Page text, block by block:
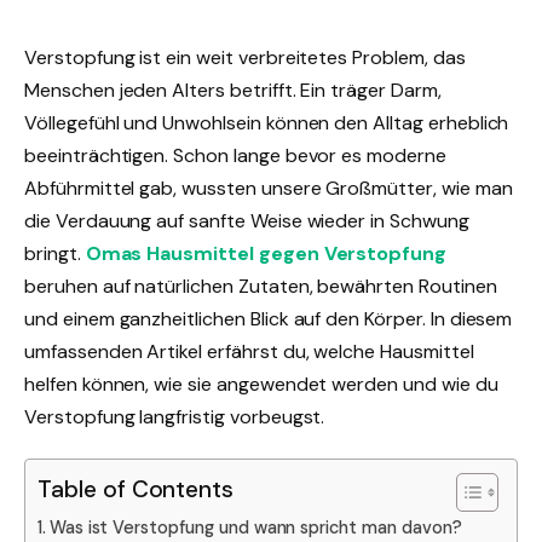
Verstopfung ist ein weit verbreitetes Problem, das
Menschen jeden Alters betrifft. Ein träger Darm,
Völlegefühl und Unwohlsein können den Alltag erheblich
beeinträchtigen. Schon lange bevor es moderne
Abführmittel gab, wussten unsere Großmütter, wie man
die Verdauung auf sanfte Weise wieder in Schwung
bringt. Omas Hausmittel gegen Verstopfung
beruhen auf natürlichen Zutaten, bewährten Routinen
und einem ganzheitlichen Blick auf den Körper. In diesem
umfassenden Artikel erfährst du, welche Hausmittel
helfen können, wie sie angewendet werden und wie du
Verstopfung langfristig vorbeugst.
Table of Contents
Was ist Verstopfung und wann spricht man davon?